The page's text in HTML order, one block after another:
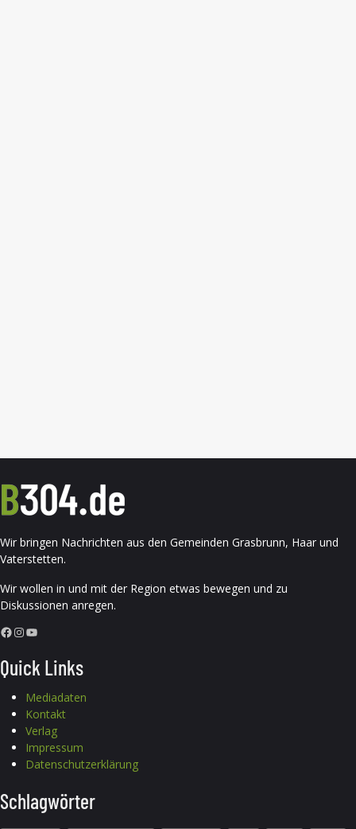
Wir bringen Nachrichten aus den Gemeinden Grasbrunn, Haar und
Vaterstetten.
Wir wollen in und mit der Region etwas bewegen und zu
Diskussionen anregen.
Facebook InstagramYouTube
Quick Links
Mediadaten
Kontakt
Verlag
Impressum
Datenschutzerklärung
Schlagwörter